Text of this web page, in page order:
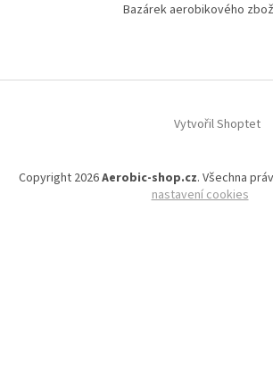
Bazárek aerobikového
Vytvořil Shoptet
Copyright 2026Aerobic-shop.cz. Všechna
nastavení cookies